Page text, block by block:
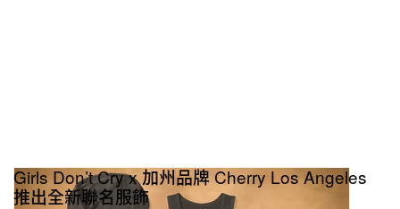
Girls Don’t Cry x 加州品牌 Cherry Los Angeles
推出全新聯名服飾